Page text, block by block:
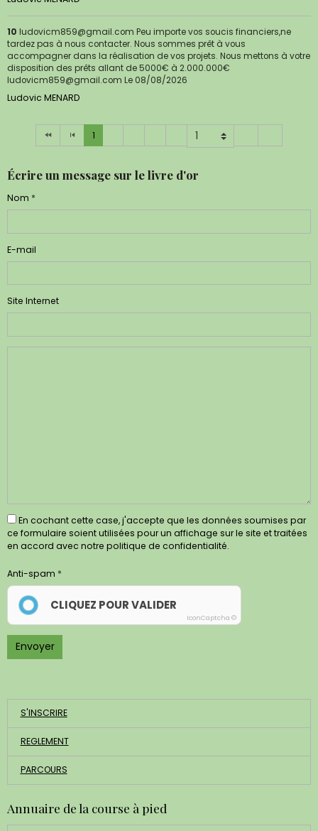
10 ludovicm859@gmail.com Peu importe vos soucis financiers,ne
tardez pas à nous contacter. Nous sommes prêt à vous
accompagner dans la réalisation de vos projets. Nous mettons à votre
disposition des prêts allant de 5000€ à 2.000.000€
ludovicm859@gmail.com Le 08/08/2026
Ludovic MENARD
1
Écrire un message sur le livre d'or
Nom
E-mail
Site Internet
En cochant cette case, j'accepte que les données soumises par
ce formulaire soient utilisées pour un affichage sur le site et traitées
en accord avec notre politique de confidentialité.
Anti-spam
CLIQUEZ POUR VALIDER
IconCaptcha ©
Envoyer
S'INSCRIRE
REGLEMENT
PARCOURS
Annuaire de la course à pied